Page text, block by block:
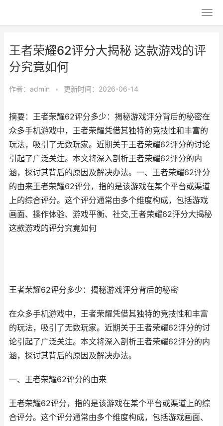
王者荣耀62评分大揭秘 这款游戏的评
分究竟如何
作者： admin • 更新时间：2026-06-14
摘要：王者荣耀62评分多少：揭秘游戏评分背后的秘密在
众多手机游戏中，王者荣耀凭借其独特的竞技性和丰富的
玩法，吸引了无数玩家。近期关于王者荣耀62评分的讨论
引起了广泛关注。本文将深入剖析王者荣耀62评分的内
涵，探讨其背后的原因及解决办法。一、王者荣耀62评分
的由来王者荣耀62评分，指的是该游戏在某个平台或渠道
上的综合评分。这个评分通常由多个维度构成，包括游戏
画面、操作体验、游戏平衡、社交,王者荣耀62评分大揭秘
这款游戏的评分究竟如何
王者荣耀62评分多少：揭秘游戏评分背后的秘密
在众多手机游戏中，王者荣耀凭借其独特的竞技性和丰富
的玩法，吸引了无数玩家。近期关于王者荣耀62评分的讨
论引起了广泛关注。本文将深入剖析王者荣耀62评分的内
涵，探讨其背后的原因及解决办法。
一、王者荣耀62评分的由来
王者荣耀62评分，指的是该游戏在某个平台或渠道上的综
合评分。这个评分通常由多个维度构成，包括游戏画面、